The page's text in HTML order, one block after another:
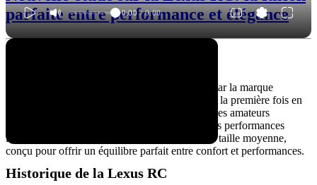
parfaite entre performance et élégance
0:00 / 0:00
La Lexus RC est une voiture de luxe produite par la marque
japonaise Lexus, filiale de Toyota. Lancée pour la première fois en
2014, la RC a immédiatement attiré l'attention des amateurs
d'automobiles grâce à son design élégant et à ses performances
impressionnantes. Il s'agit d'un coupé sportif de taille moyenne,
conçu pour offrir un équilibre parfait entre confort et performances.
Historique de la Lexus RC